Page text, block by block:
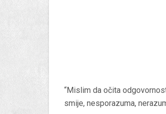
“Mislim da očita
smije, nesporazuma,